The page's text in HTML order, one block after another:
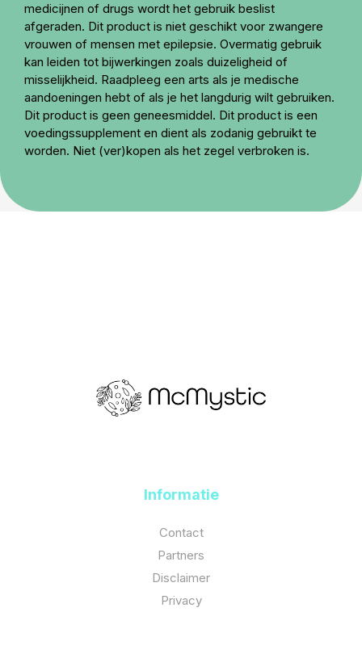
medicijnen of drugs wordt het gebruik beslist
afgeraden. Dit product is niet geschikt voor zwangere
vrouwen of mensen met epilepsie. Overmatig gebruik
kan leiden tot bijwerkingen zoals duizeligheid of
misselijkheid. Raadpleeg een arts als je medische
aandoeningen hebt of als je het langdurig wilt gebruiken.
Dit product is geen geneesmiddel. Dit product is een
voedingssupplement en dient als zodanig gebruikt te
worden. Niet (ver)kopen als het zegel verbroken is.
Informatie
Contact
Partners
Disclaimer
Privacy